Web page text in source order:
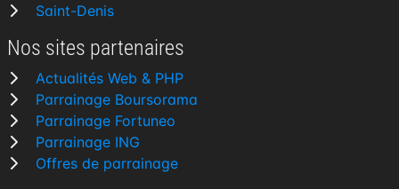
Saint-Denis
Nos sites partenaires
Actualités Web & PHP
Parrainage Boursorama
Parrainage Fortuneo
Parrainage ING
Offres de parrainage